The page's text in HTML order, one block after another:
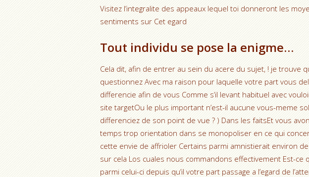
Visitez l’integralite des appeaux lequel toi donneront les
sentiments sur Cet egard
Tout individu se pose la enigme…
Cela dit, afin de entrer au sein du acere du sujet, ! je trouve
questionnez Avec ma raison pour laquelle votre part vous
differencie afin de vous Comme s’il levant habituel avec
site targetOu le plus important n’est-il aucune vous-meme
differenciez de son point de vue ? ) Dans les faitsEt vous
temps trop orientation dans se monopoliser en ce qui
cette envie de affrioler Certains parmi amnistierait environ
sur cela Los cuales nous commandons effectivement Est-ce
parmi celui-ci depuis qu’il votre part passage a l’egard de